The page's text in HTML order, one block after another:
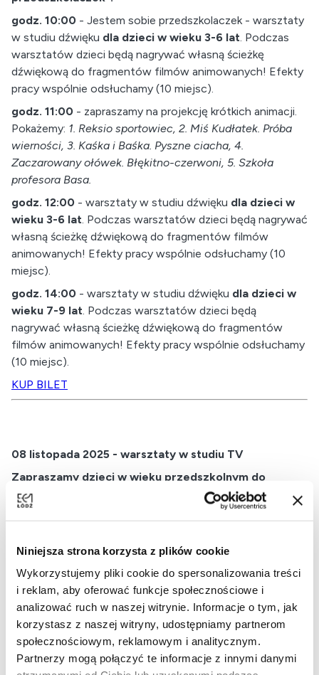
Niniejsza strona korzysta z plików cookie
Wykorzystujemy pliki cookie do spersonalizowania treści
i reklam, aby oferować funkcje społecznościowe i
analizować ruch w naszej witrynie. Informacje o tym, jak
korzystasz z naszej witryny, udostępniamy partnerom
społecznościowym, reklamowym i analitycznym.
Partnerzy mogą połączyć te informacje z innymi danymi
godz. 10:00 - Jestem sobie przedszkolaczek - warsztaty
w studiu dźwięku dla dzieci w wieku 3-6 lat. Podczas
warsztatów dzieci będą nagrywać własną ścieżkę
dźwiękową do fragmentów filmów animowanych! Efekty
pracy wspólnie odsłuchamy (10 miejsc).
godz. 11:00 - zapraszamy na projekcję krótkich animacji.
Pokażemy: 1. Reksio sportowiec, 2. Miś Kudłatek. Próba
wierności, 3. Kaśka i Baśka. Pyszne ciacha, 4.
Zaczarowany ołówek. Błękitno-czerwoni, 5. Szkoła
profesora Basa.
godz. 12:00 - warsztaty w studiu dźwięku dla dzieci w
wieku 3-6 lat. Podczas warsztatów dzieci będą nagrywać
własną ścieżkę dźwiękową do fragmentów filmów
animowanych! Efekty pracy wspólnie odsłuchamy (10
miejsc).
godz. 14:00 - warsztaty w studiu dźwięku dla dzieci w
wieku 7-9 lat. Podczas warsztatów dzieci będą
nagrywać własną ścieżkę dźwiękową do fragmentów
filmów animowanych! Efekty pracy wspólnie odsłuchamy
(10 miejsc).
KUP BILET
08 listopada 2025 - warsztaty w studiu TV
Zapraszamy dzieci w wieku przedszkolnym do
obejrzenia bajek z kanonu polskiej animacji dziecięcej.
Temat przewodni pokazu to "Dzień zdrowego
godz. 10:00- warsztaty w studiu TVdla dzieci w wieku
3-6 lat. Zapraszamy dzieci do wzięcia udziału w
wyjątkowych warsztatach, które pokazują w praktyce na
czym polega technika green screen i specyfika pracy
profesjonalnego studia TV. Tematem przewodnim zajęć
będzie zdrowe odżywianie (10 miejsc).
godz. 11:00- zapraszamy na projekcję krótkich animacji.